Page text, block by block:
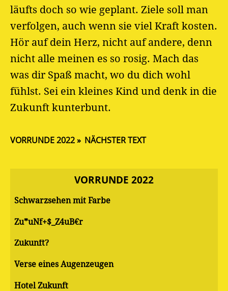
läufts doch so wie geplant. Ziele soll man
verfolgen, auch wenn sie viel Kraft kosten.
Hör auf dein Herz, nicht auf andere, denn
nicht alle meinen es so rosig. Mach das
was dir Spaß macht, wo du dich wohl
fühlst. Sei ein kleines Kind und denk in die
Zukunft kunterbunt.
VORRUNDE 2022 NÄCHSTER TEXT
VORRUNDE 2022
Schwarzsehen mit Farbe
Zu*uNf+$_Z4uB€r
Zukunft?
Verse eines Augenzeugen
Hotel Zukunft